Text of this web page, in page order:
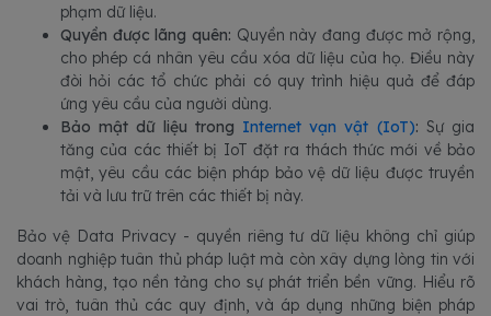
phạm dữ liệu.
Quyền được lãng quên: Quyền này đang được mở rộng,
cho phép cá nhân yêu cầu xóa dữ liệu của họ. Điều này
đòi hỏi các tổ chức phải có quy trình hiệu quả để đáp
ứng yêu cầu của người dùng.
Bảo mật dữ liệu trong Internet vạn vật (IoT): Sự gia
tăng của các thiết bị IoT đặt ra thách thức mới về bảo
mật, yêu cầu các biện pháp bảo vệ dữ liệu được truyền
tải và lưu trữ trên các thiết bị này.
Bảo vệ Data Privacy - quyền riêng tư dữ liệu không chỉ giúp
doanh nghiệp tuân thủ pháp luật mà còn xây dựng lòng tin với
khách hàng, tạo nền tảng cho sự phát triển bền vững. Hiểu rõ
vai trò, tuân thủ các quy định, và áp dụng những biện pháp